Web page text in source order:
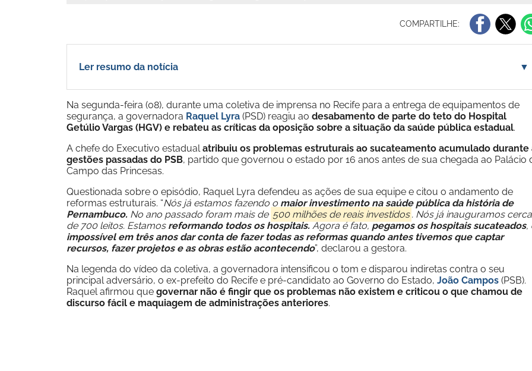
COMPARTILHE:
Ler resumo da notícia ▼
Na segunda-feira (08), durante uma coletiva de imprensa no Recife para a entrega de equipamentos de
segurança, a governadora Raquel Lyra (PSD) reagiu ao desabamento de parte do teto do Hospital
Getúlio Vargas (HGV) e rebateu as críticas da oposição sobre a situação da saúde pública estadual.
A chefe do Executivo estadualatribuiu os problemas estruturais ao sucateamento acumulado durante
gestões passadas do PSB, partido que governou o estado por 16 anos antes de sua chegada ao Palácio
Campo das Princesas.
Questionada sobre o episódio, Raquel Lyra defendeu as ações de sua equipe e citou o andamento de
reformas estruturais. “Nós já estamos fazendo o maior investimento na saúde pública da história de
Pernambuco. No ano passado foram mais de 500 milhões de reais investidos . Nós já inauguramos cerca
de 700 leitos. Estamosreformando todos os hospitais.Agora é fato,pegamos os hospitais sucateados,
impossível em três anos dar conta de fazer todas as reformas quando antes tivemos que captar
recursos, fazer projetos e as obras estão acontecendo”, declarou a gestora.
Na legenda do vídeo da coletiva, a governadora intensificou o tom e disparou indiretas contra o seu
principal adversário, o ex-prefeito do Recife e pré-candidato ao Governo do Estado, João Campos (PSB).
Raquel afirmou que governar não é fingir que os problemas não existem e criticou o que chamou de
discurso fácil e maquiagem de administrações anteriores.